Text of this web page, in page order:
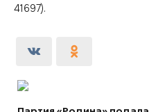
41697).